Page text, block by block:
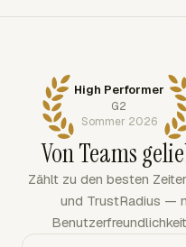
High Performer
G2
Sommer 2026
Von Teams
Zählt zu den besten
und TrustRadius —